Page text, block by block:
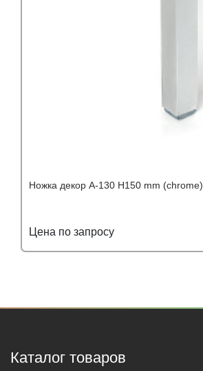
Ножка декор A-130 H150 mm (chrome)
Цена по запросу
Каталог товаров